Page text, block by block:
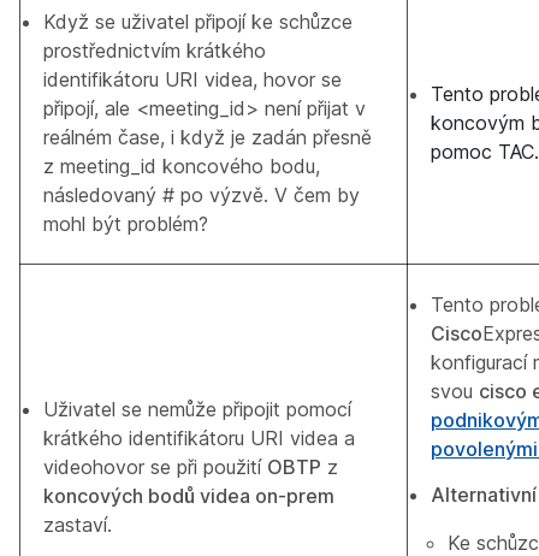
Když se uživatel připojí ke schůzce
prostřednictvím krátkého
identifikátoru URI videa, hovor se
připojí, ale <meeting_id> není přijat v
reálném čase, i když je zadán přesně
z meeting_id koncového bodu,
následovaný # po výzvě. V čem by
mohl být problém?
Tento
koncovým
pomoc TAC.
Uživatel se nemůže připojit pomocí
krátkého identifikátoru URI videa a
videohovor se při použití OBTP z
koncových bodů videa on-prem
zastaví.
Tento
Cisco
konfigurací
svou cisco
Ke